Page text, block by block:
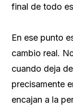
final de todo
En ese punto
cambio real.
cuando deja
precisamente
encajan a la